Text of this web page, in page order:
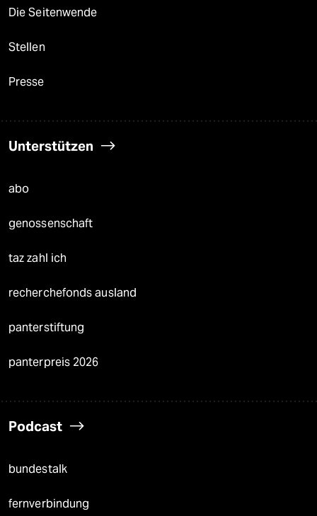
Die Seitenwende
Stellen
Presse
Unterstützen
abo
genossenschaft
taz zahl ich
recherchefonds ausland
panterstiftung
panterpreis 2026
Podcast
bundestalk
fernverbindung